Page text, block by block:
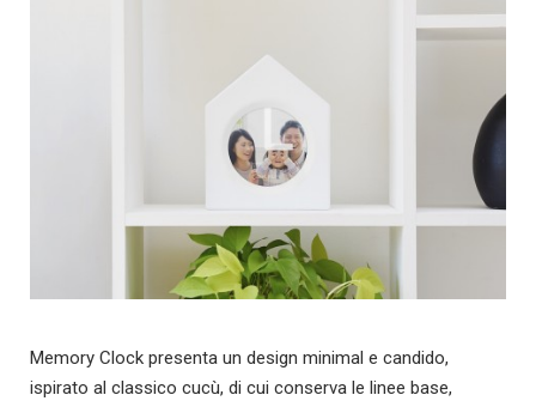
Memory Clock presenta un design minimal e candido,
ispirato al classico cucù, di cui conserva le linee base,